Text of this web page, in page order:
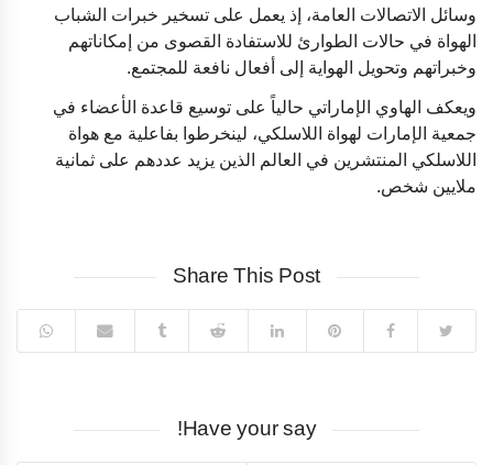
وسائل الاتصالات العامة، إذ يعمل على تسخير خبرات الشباب
الهواة في حالات الطوارئ للاستفادة القصوى من إمكاناتهم
وخبراتهم وتحويل الهواية إلى أفعال نافعة للمجتمع.
ويعكف الهاوي الإماراتي حالياً على توسيع قاعدة الأعضاء في
جمعية الإمارات لهواة اللاسلكي، لينخرطوا بفاعلية مع هواة
اللاسلكي المنتشرين في العالم الذين يزيد عددهم على ثمانية
ملايين شخص.
Share This Post
Have your say!